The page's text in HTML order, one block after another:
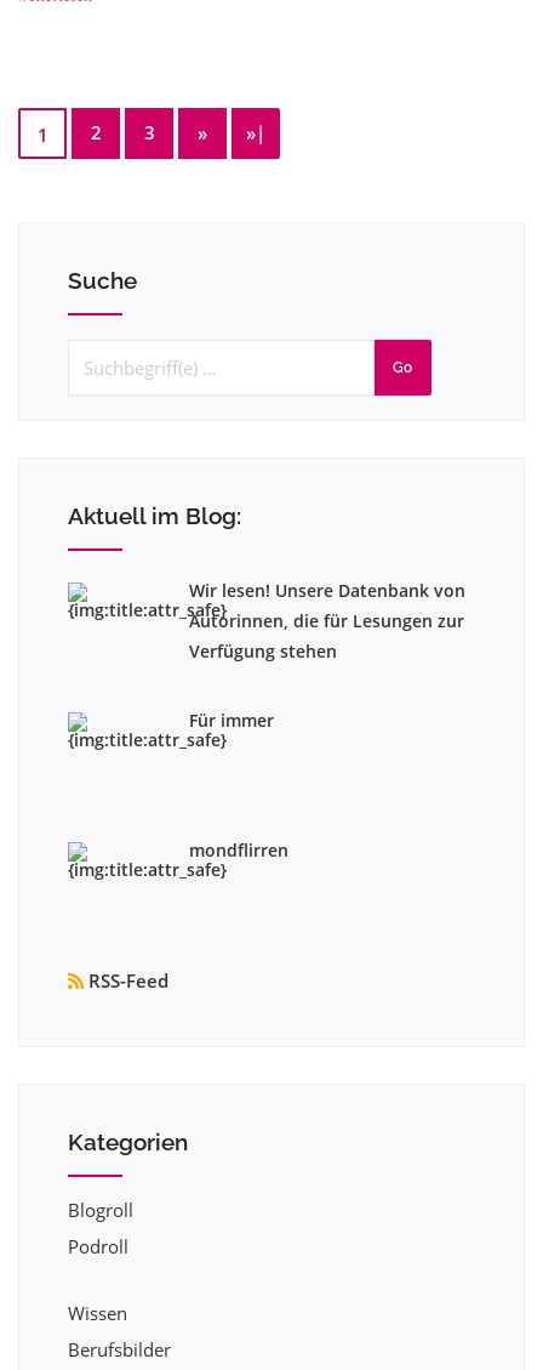
1 2 3 » »|
Suche
Go
Aktuell im Blog:
Wir lesen! Unsere Datenbank von
Autorinnen, die für Lesungen zur
Verfügung stehen
Für immer
mondflirren
RSS-Feed
Kategorien
Blogroll
Podroll
Wissen
Berufsbilder